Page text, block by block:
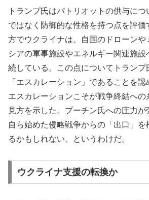
トランプ氏はパトリオットの供与に
ではなく防御的な性格を持つ点を評価
方でウクライナは、自国のドローンや
シアの軍事施設やエネルギー関連施
続している。この点についてトランプ
「エスカレーション」であることを
エスカレーションこそが戦争終結へ
見方を示した。プーチン氏への圧力
自ら始めた侵略戦争からの「出口」を
るかもしれない、というわけだ。
ウクライナ支援の転換か